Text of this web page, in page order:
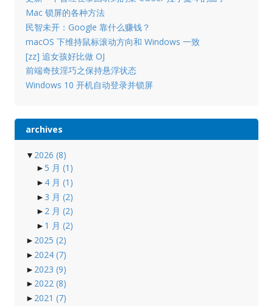
Mac 锁屏的各种方法
民智未开：Google 靠什么赚钱？
macOS 下维持鼠标滚动方向和 Windows 一致
[zz] 追女孩好比做 OJ
前端奇技淫巧之保持悬浮状态
Windows 10 开机自动登录并锁屏
archives
▼ 2026 (8)
► 5 月 (1)
► 4 月 (1)
► 3 月 (2)
► 2 月 (2)
► 1 月 (2)
► 2025 (2)
► 2024 (7)
► 2023 (9)
► 2022 (8)
► 2021 (7)